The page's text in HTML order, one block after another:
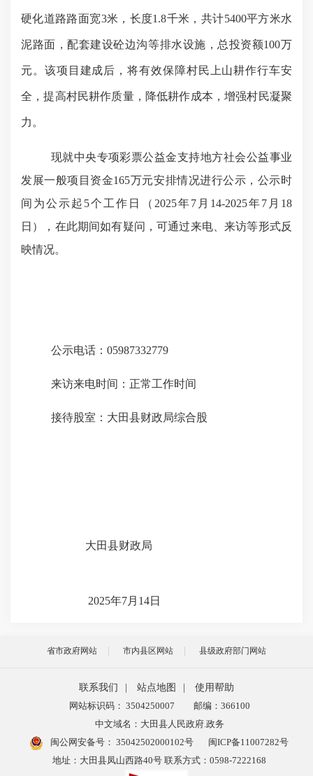
硬化道路路面宽3米，长度1.8千米，共计5400平方米水
泥路面，配套建设砼边沟等排水设施， 总投资额100万
元。该项目建成后，将有效保障村民上山耕作行车安
全，提高村民耕作质量，降低耕作成本，增强村民凝聚
力。
现就中央专项彩票公益金支持地方社会公益事业
发展一般项目资金165万元安排情况进行公示，公示时
间为公示起 5个工作日（2025年7月14-2025年7月18
日），在此期间如有疑问，可通过来电、来访等形式反
映情况。
公示电话： 05987332779
来访来电时间：正常工作时间
接待股室：大田县财政局综合股
大田县财政局
2025年7月14日
省市政府网站 市内县区网站 县级政府部门网站
联系我们 站点地图
使用帮助
网站标识码： 3504250007
邮编：366100
中文域名：大田县人民政府.政务
闽公网安备号： 35042502000102号
闽ICP备11007282号
地址：大田县凤山西路40号 联系方式：0598-7222168